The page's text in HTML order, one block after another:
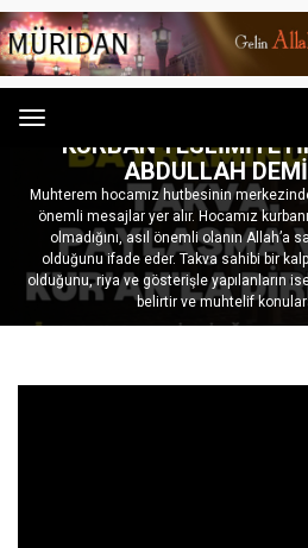
Menu
KURBAN
ABDULLAH
Muhterem hocamız hutbesinin
önemli mesajlar yer alır. Hocamız
olmadığını, asıl önemli olanın
olduğunu ifade eder. Takva sahibi bir
olduğunu, riya ve gösterişle yapılanların ise
belirtir ve muhtelif